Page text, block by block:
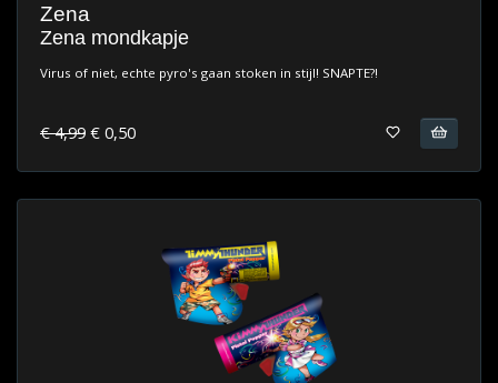
Zena
Zena mondkapje
Virus of niet, echte pyro's gaan stoken in stijl! SNAPTE?!
€ 4,99 € 0,50